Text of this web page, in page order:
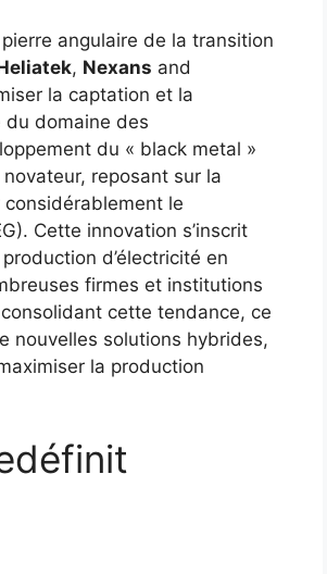
angulaire de la transition
, Nexans and
la captation et la
du domaine des
du « black metal »
reposant sur la
le
Cette innovation s’inscrit
d’électricité en
firmes et institutions
consolidant cette tendance, ce
nouvelles solutions hybrides,
la production